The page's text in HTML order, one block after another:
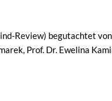
Review) begutachtet
Prof. Dr. Ewelina